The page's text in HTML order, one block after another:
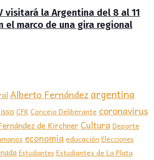
visitará la Argentina del 8 al 11
el marco de una gira regional
Alberto Fernández argentina
CFKConcejo Deliberante coronavirus
de Kirchner Cultura Deporte
economia educación Elecciones
Estudiantes Estudiantes de La Plata